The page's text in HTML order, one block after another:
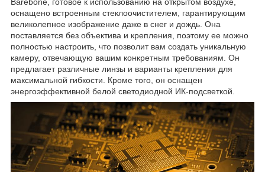
Barebone, готовое к использованию на открытом воздухе,
оснащено встроенным стеклоочистителем, гарантирующим
великолепное изображение даже в снег и дождь. Она
поставляется без объектива и крепления, поэтому ее можно
полностью настроить, что позволит вам создать уникальную
камеру, отвечающую вашим конкретным требованиям. Он
предлагает различные линзы и варианты крепления для
максимальной гибкости. Кроме того, он оснащен
энергоэффективной белой светодиодной ИК-подсветкой.